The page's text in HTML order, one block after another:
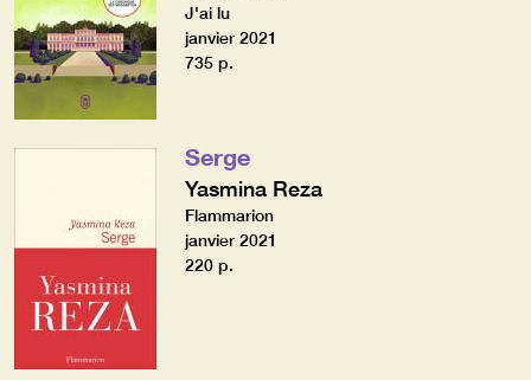
J'ai lu
janvier 2021
735 p.
Serge
Yasmina Reza
Flammarion
janvier 2021
220 p.